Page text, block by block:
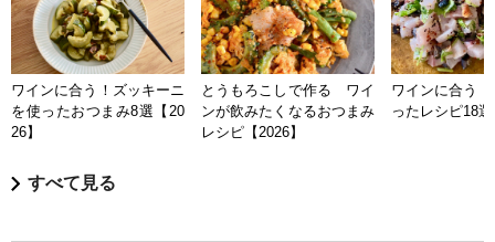
ワインに合う！ズッキーニ
を使ったおつまみ8選【20
26】
とうもろこしで作る ワイ
ンが飲みたくなるおつまみ
レシピ【2026】
ワインに合う
ったレシピ18
すべて見る